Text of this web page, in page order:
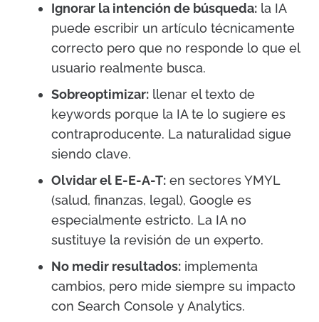
Ignorar la intención de búsqueda: la IA
puede escribir un artículo técnicamente
correcto pero que no responde lo que el
usuario realmente busca.
Sobreoptimizar: llenar el texto de
keywords porque la IA te lo sugiere es
contraproducente. La naturalidad sigue
siendo clave.
Olvidar el E-E-A-T: en sectores YMYL
(salud, finanzas, legal), Google es
especialmente estricto. La IA no
sustituye la revisión de un experto.
No medir resultados: implementa
cambios, pero mide siempre su impacto
con Search Console y Analytics.